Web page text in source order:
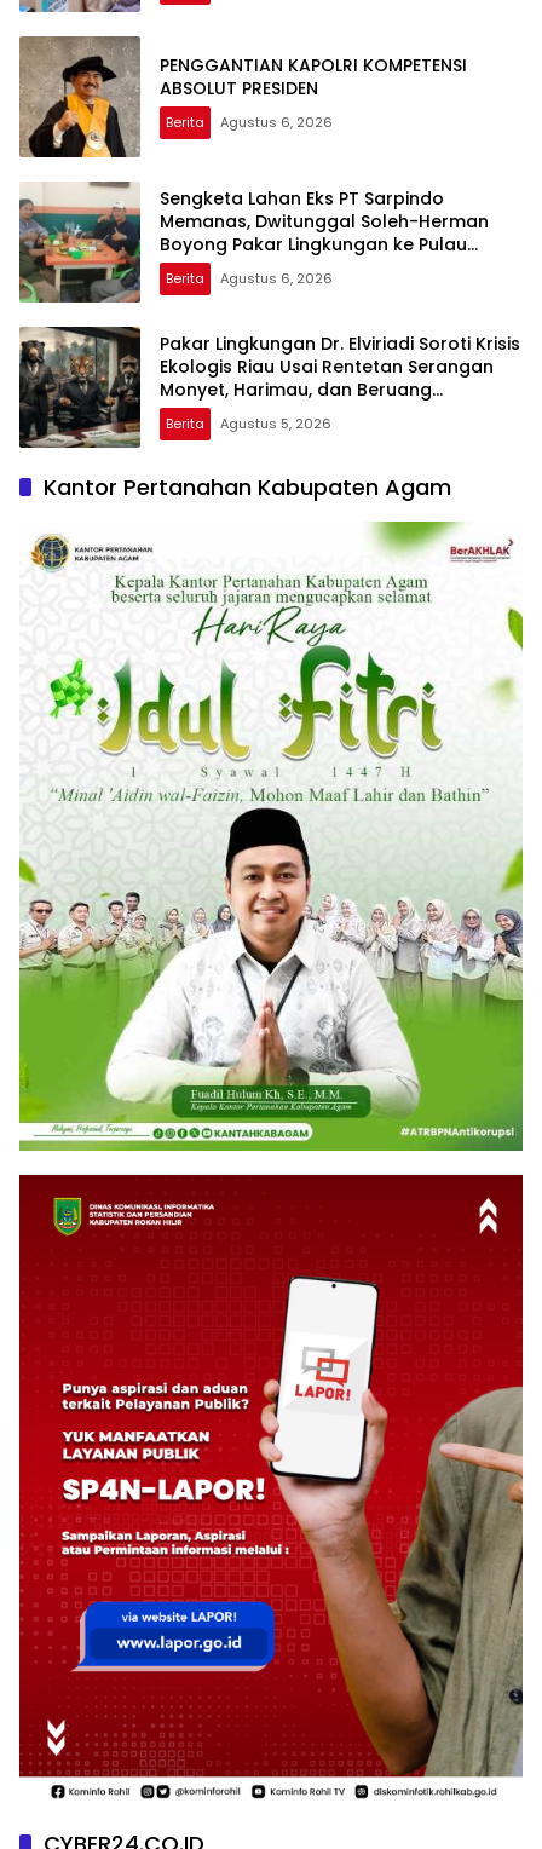
PENGGANTIAN KAPOLRI KOMPETENSI
ABSOLUT PRESIDEN
Berita Agustus 6, 2026
Sengketa Lahan Eks PT Sarpindo
Memanas, Dwitunggal Soleh-Herman
Boyong Pakar Lingkungan ke Pulau
Rupat
Berita Agustus 6, 2026
Pakar Lingkungan Dr. Elviriadi Soroti Krisis
Ekologis Riau Usai Rentetan Serangan
Monyet, Harimau, dan Beruang
Terhadap Warga
Berita Agustus 5, 2026
Kantor Pertanahan Kabupaten Agam